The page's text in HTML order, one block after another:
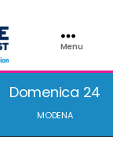
Menu
Domenica 24
MODENA